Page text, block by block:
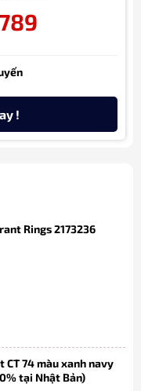
!
Rings 2173236
74 màu xanh navy
tại Nhật Bản)